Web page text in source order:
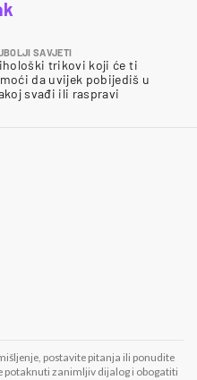
SAVJETI
trikovi koji će ti
da uvijek pobijediš u
svađi ili raspravi
postavite pitanja ili ponudite
potaknuti zanimljiv dijalog i obogatiti